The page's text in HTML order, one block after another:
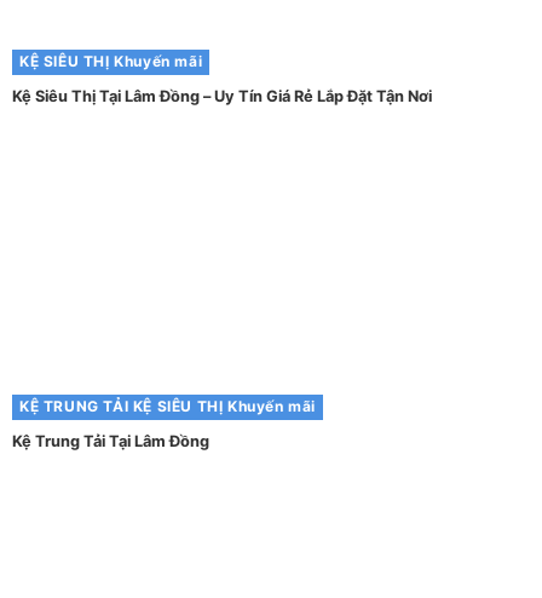
KỆ SIÊU THỊ Khuyến mãi
Kệ Siêu Thị Tại Lâm Đồng – Uy Tín Giá Rẻ Lắp Đặt Tận Nơi
KỆ TRUNG TẢI KỆ SIÊU THỊ Khuyến mãi
Kệ Trung Tải Tại Lâm Đồng